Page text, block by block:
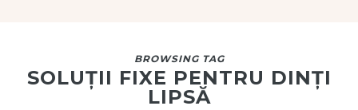
BROWSING TAG
SOLUȚII FIXE PENTRU DINȚI
LIPSĂ